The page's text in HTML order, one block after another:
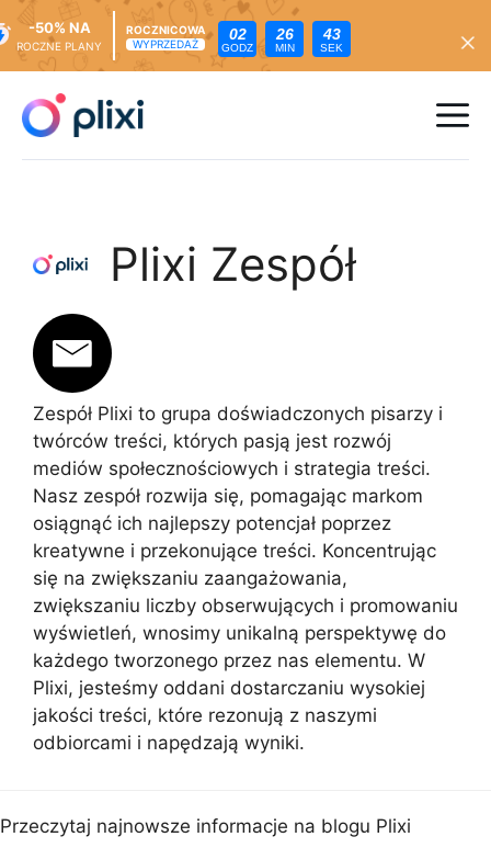
treści
-50% NA
ROCZNE PLANY
ROCZNICOWA
WYPRZEDAŻ
02
GODZ
26
MIN
41
SEK
Plixi Zespół
Zespół Plixi to grupa doświadczonych pisarzy i
twórców treści, których pasją jest rozwój
mediów społecznościowych i strategia treści.
Nasz zespół rozwija się, pomagając markom
osiągnąć ich najlepszy potencjał poprzez
kreatywne i przekonujące treści. Koncentrując
się na zwiększaniu zaangażowania,
zwiększaniu liczby obserwujących i promowaniu
wyświetleń, wnosimy unikalną perspektywę do
każdego tworzonego przez nas elementu. W
Plixi, jesteśmy oddani dostarczaniu wysokiej
jakości treści, które rezonują z naszymi
odbiorcami i napędzają wyniki.
Przeczytaj najnowsze informacje na blogu Plixi